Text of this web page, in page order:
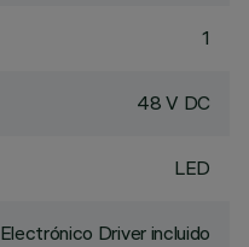
1
48 V DC
LED
Electrónico Driver incluido